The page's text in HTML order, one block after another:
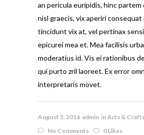
an pericula euripidis, hinc partem
nisl graecis, vix aperiri consequat
tincidunt vix at, vel pertinax
epicurei mea et. Mea facilisis
moderatius id. Vis ei rationibus
qui purto zril laoreet. Ex error
interpretaris movet.
August 5, 2016 admin inArts &
No Comments
0 Likes